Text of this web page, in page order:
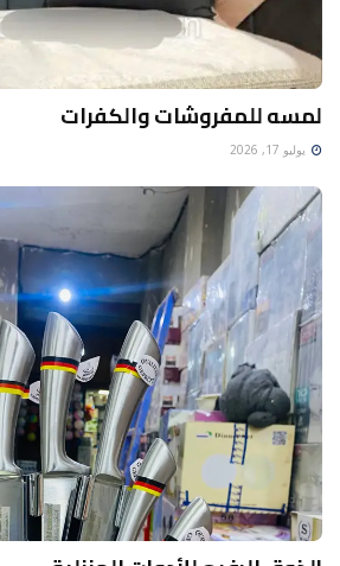
لمسه للمفروشات والكفرات
يوليو 17, 2026